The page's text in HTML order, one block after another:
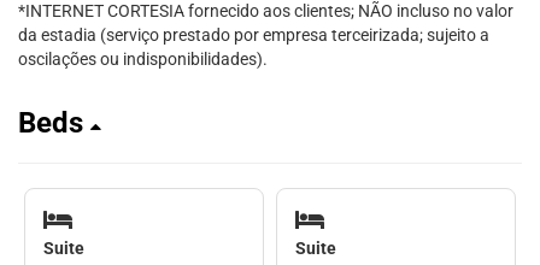
*INTERNET CORTESIA fornecido aos clientes; NÃO incluso no valor
da estadia (serviço prestado por empresa terceirizada; sujeito a
oscilações ou indisponibilidades).
Beds
Suite Suite